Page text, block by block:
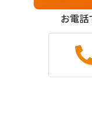
お電話